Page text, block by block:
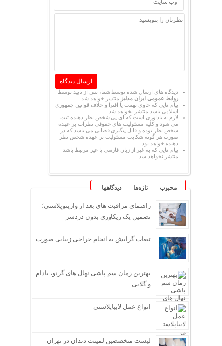
دیدگاه های ارسال شده توسط شما، پس از تایید توسط
روابط عمومی ایران مدلبز منتشر خواهد شد.
پیام هایی که حاوی تهمت یا افترا و خلاف قوانین جمهوری
اسلامی باشد منتشر نخواهد شد.
لازم به یادآوری است که آی پی شخص نظر دهنده ثبت
می شود و کلیه مسئولیت های حقوقی نظرات بر عهده
شخص نظر بوده و قابل پیگیری قضایی می باشد که در
صورت هر گونه شکایت مسئولیت بر عهده شخص نظر
دهنده خواهد بود.
پیام هایی که به غیر از زبان فارسی یا غیر مرتبط باشد
منتشر نخواهد شد.
محبوب تازه‌ها دیدگاهها
راهنمای مراقبت های بعد از واژینوپلاستی؛
تضمین یک ریکاوری بدون دردسر
تبعات گرایش به انجام جراحی زیبایی صورت
بهترین زمان سم پاشی نهال های گردو، بادام
و گلابی
انواع عمل لابیاپلاستی
لیست متخصصین لمینت دندان در تهران